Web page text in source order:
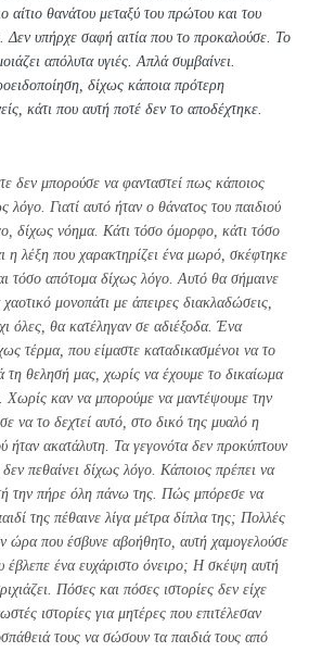
αίτιο θανάτου μεταξύ του πρώτου και του
υπήρχε σαφή αιτία που το προκαλούσε. Το
απόλυτα υγιές. Απλά συμβαίνει.
δίχως κάποια πρότερη
κάτι που αυτή ποτέ δεν το αποδέχτηκε.
δεν μπορούσε να φανταστεί πως κάποιος
λόγο. Γιατί αυτό ήταν ο θάνατος του παιδιού
δίχως νόημα. Κάτι τόσο όμορφο, κάτι τόσο
η λέξη που χαρακτηρίζει ένα μωρό, σκέφτηκε
τόσο απότομα δίχως λόγο. Αυτό θα σήμαινε
μονοπάτι με άπειρες διακλαδώσεις,
όλες, θα κατέληγαν σε αδιέξοδα. Ένα
τέρμα, που είμαστε καταδικασμένοι να το
τη θελησή μας, χωρίς να έχουμε το δικαίωμα
Χωρίς καν να μπορούμε να μαντέψουμε την
να το δεχτεί αυτό, στο δικό της μυαλό η
ήταν ακατάλυτη. Τα γεγονότα δεν προκύπτουν
πεθαίνει δίχως λόγο. Κάποιος πρέπει να
την πήρε όλη πάνω της. Πώς μπόρεσε να
της πέθαινε λίγα μέτρα δίπλα της; Πολλές
ώρα που έσβυνε αβοήθητο, αυτή χαμογελούσε
έβλεπε ένα ευχάριστο όνειρο; Η σκέψη αυτή
Πόσες και πόσες ιστορίες δεν είχε
ιστορίες για μητέρες που επιτέλεσαν
τους να σώσουν τα παιδιά τους από